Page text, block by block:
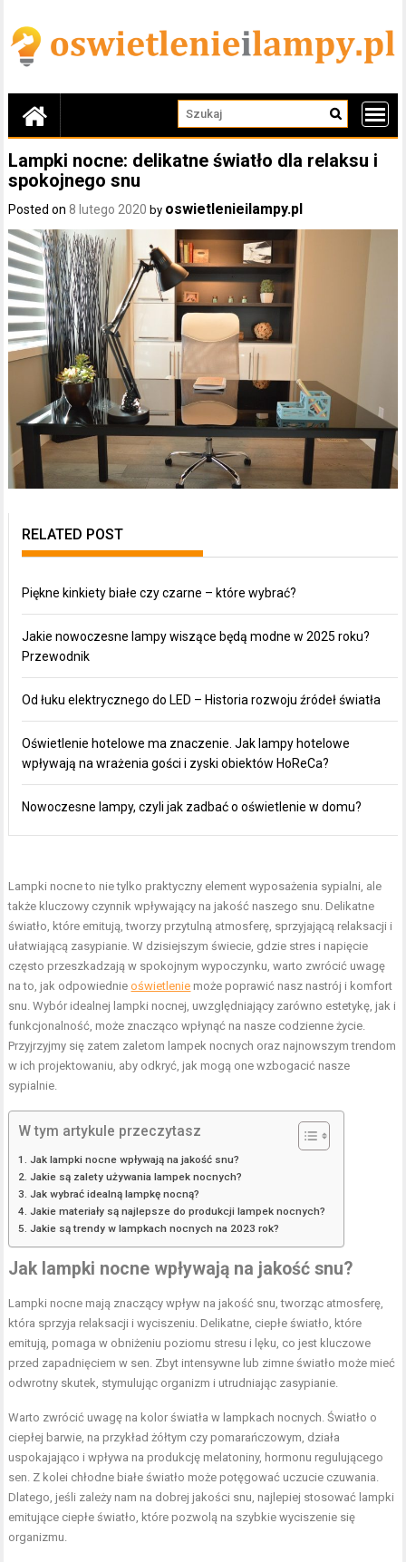
content
Lampki nocne: delikatne światło dla relaksu i
spokojnego snu
Posted on 8 lutego 2020 by oswietlenieilampy.pl
RELATED POST
Piękne kinkiety białe czy czarne – które wybrać?
Jakie nowoczesne lampy wiszące będą modne w 2025 roku?
Przewodnik
Od łuku elektrycznego do LED – Historia rozwoju źródeł światła
Oświetlenie hotelowe ma znaczenie. Jak lampy hotelowe
wpływają na wrażenia gości i zyski obiektów HoReCa?
Nowoczesne lampy, czyli jak zadbać o oświetlenie w domu?
Lampki nocne to nie tylko praktyczny element wyposażenia sypialni, ale
także kluczowy czynnik wpływający na jakość naszego snu. Delikatne
światło, które emitują, tworzy przytulną atmosferę, sprzyjającą relaksacji i
ułatwiającą zasypianie. W dzisiejszym świecie, gdzie stres i napięcie
często przeszkadzają w spokojnym wypoczynku, warto zwrócić uwagę
na to, jak odpowiednieoświetlenie może poprawić nasz nastrój i komfort
snu. Wybór idealnej lampki nocnej, uwzględniający zarówno estetykę, jak i
funkcjonalność, może znacząco wpłynąć na nasze codzienne życie.
Przyjrzyjmy się zatem zaletom lampek nocnych oraz najnowszym trendom
w ich projektowaniu, aby odkryć, jak mogą one wzbogacić nasze
sypialnie.
W tym artykule przeczytasz
Jak lampki nocne wpływają na jakość snu?
Jakie są zalety używania lampek nocnych?
Jak wybrać idealną lampkę nocną?
Jakie materiały są najlepsze do produkcji lampek nocnych?
Jakie są trendy w lampkach nocnych na 2023 rok?
Jak lampki nocne wpływają na jakość snu?
Lampki nocne mają znaczący wpływ na jakość snu, tworząc atmosferę,
która sprzyja relaksacji i wyciszeniu. Delikatne, ciepłe światło, które
emitują, pomaga w obniżeniu poziomu stresu i lęku, co jest kluczowe
przed zapadnięciem w sen. Zbyt intensywne lub zimne światło może mieć
odwrotny skutek, stymulując organizm i utrudniając zasypianie.
Warto zwrócić uwagę na kolor światła w lampkach nocnych. Światło o
ciepłej barwie, na przykład żółtym czy pomarańczowym, działa
uspokajająco i wpływa na produkcję melatoniny, hormonu regulującego
sen. Z kolei chłodne białe światło może potęgować uczucie czuwania.
Dlatego, jeśli zależy nam na dobrej jakości snu, najlepiej stosować lampki
emitujące ciepłe światło, które pozwolą na szybkie wyciszenie się
organizmu.